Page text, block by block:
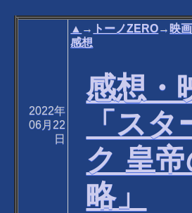
2022年
06月22
日
▲ → トーノZERO→ 映画
感想
感想・
「ス
ク 皇
略」